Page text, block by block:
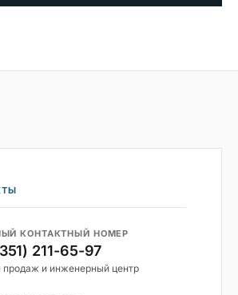
КОНТАКТНЫЙ НОМЕР
211-65-97
продаж и инженерный центр